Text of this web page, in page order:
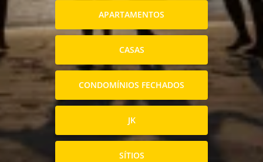
APARTAMENTOS
CASAS
CONDOMÍNIOS FECHADOS
JK
SÍTIOS